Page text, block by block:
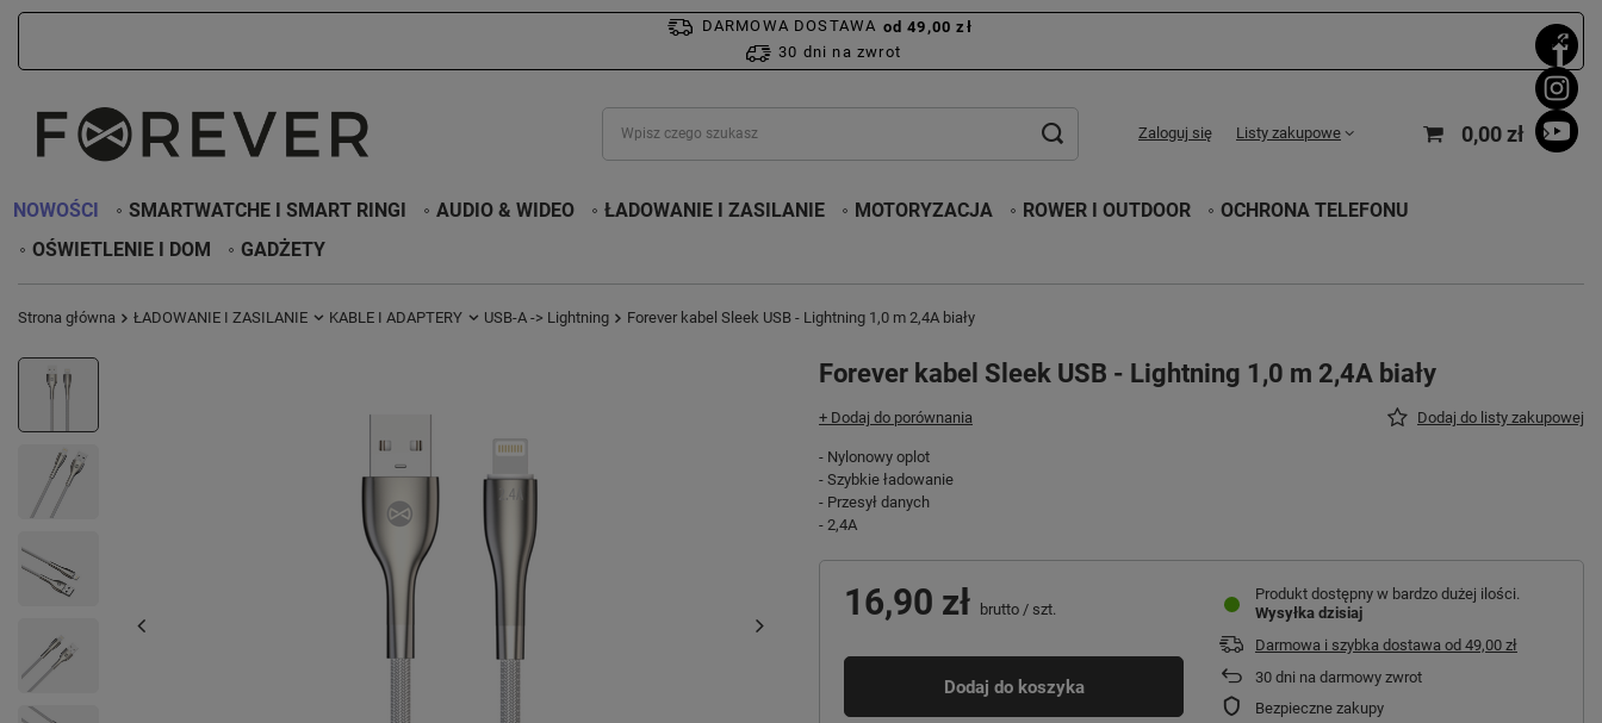
DARMOWA DOSTAWA od 49,00 zł
30 dni na zwrot
Zaloguj się Listy zakupowe 0,00 zł
NOWOŚCI SMARTWATCHE I SMART RINGI AUDIO & WIDEO ŁADOWANIE I ZASILANIE MOTORYZACJA ROWER I OUTDOOR
OCHRONA TELEFONU
OŚWIETLENIE I DOM
GADŻETY
Strona główna ŁADOWANIE I ZASILANIE KABLE I ADAPTERY USB-A -> Lightning Forever kabel Sleek USB - Lightning 1,0 m 2,4A biały
Forever kabel Sleek USB - Lightning 1,0 m 2,4A biały
+ Dodaj do porównania Dodaj do listy zakupowej
- Nylonowy oplot
- Szybkie ładowanie
- Przesył danych
- 2,4A
16,90 zł brutto / szt.
Dodaj do koszyka
Produkt dostępny w bardzo dużej ilości
Wysyłka dzisiaj
Darmowa i szybka dostawa od 49,00 zł
30 dni na darmowy zwrot
Bezpieczne zakupy